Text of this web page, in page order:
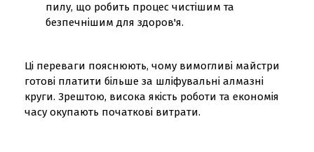
пилу, що робить процес чистішим та
безпечнішим для здоров'я.
Ці переваги пояснюють, чому вимогливі майстри
готові платити більше за шліфувальні алмазні
круги. Зрештою, висока якість роботи та економія
часу окупають початкові витрати.